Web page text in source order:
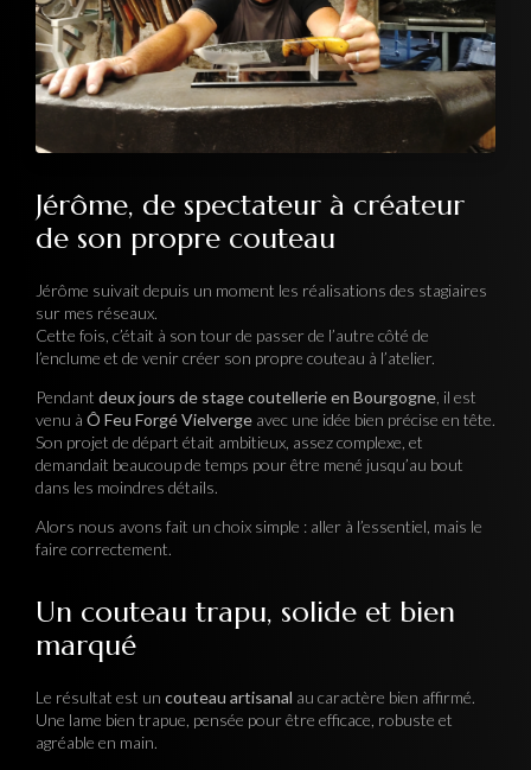
Jérôme, de spectateur à créateur
de son propre couteau
Jérôme suivait depuis un moment les réalisations des stagiaires
sur mes réseaux.
Cette fois, c’était à son tour de passer de l’autre côté de
l’enclume et de venir créer son propre couteau à l’atelier.
Pendant deux jours de stage coutellerie en Bourgogne , il est
venu à Ô Feu Forgé Vielverge avec une idée bien précise en tête.
Son projet de départ était ambitieux, assez complexe, et
demandait beaucoup de temps pour être mené jusqu’au bout
dans les moindres détails.
Alors nous avons fait un choix simple : aller à l’essentiel, mais le
faire correctement.
Un couteau trapu, solide et bien
marqué
Le résultat est un couteau artisanal au caractère bien affirmé.
Une lame bien trapue, pensée pour être efficace, robuste et
agréable en main.